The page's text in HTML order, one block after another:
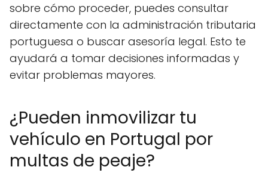
sobre cómo proceder, puedes consultar
directamente con la administración tributaria
portuguesa o buscar asesoría legal. Esto te
ayudará a tomar decisiones informadas y
evitar problemas mayores.
¿Pueden inmovilizar tu
vehículo en Portugal por
multas de peaje?